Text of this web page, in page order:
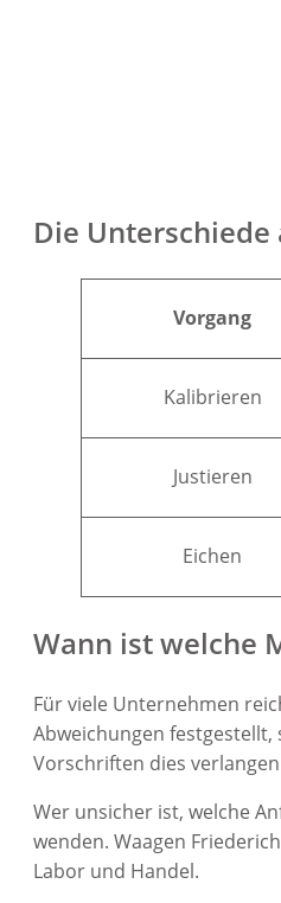
Die
Vorgang
Kalibrieren
Justieren
Eichen
Wann ist welche
Für viele Unternehmen
Abweichungen festgestellt,
Vorschriften dies
Wer unsicher ist, welche
wenden. Waagen
Labor und Handel.